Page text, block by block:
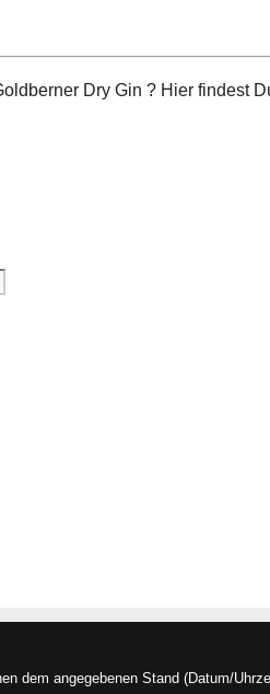
Dry Gin ? Hier findest
dem angegebenen Stand (Datum/